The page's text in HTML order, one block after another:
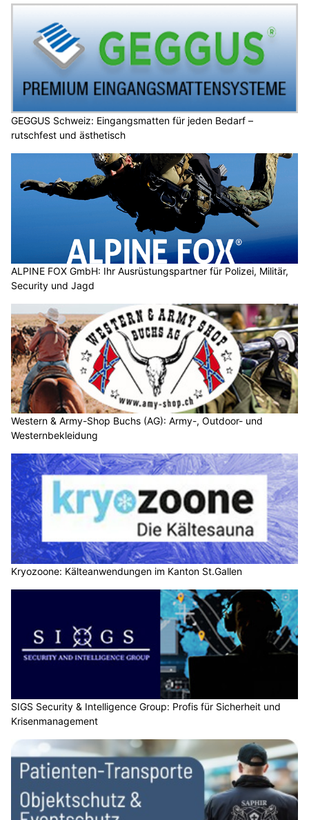
GEGGUS Schweiz: Eingangsmatten für jeden Bedarf –
rutschfest und ästhetisch
ALPINE FOX GmbH: Ihr Ausrüstungspartner für Polizei, Militär,
Security und Jagd
Western & Army-Shop Buchs (AG): Army-, Outdoor- und
Westernbekleidung
Kryozoone: Kälteanwendungen im Kanton St.Gallen
SIGS Security & Intelligence Group: Profis für Sicherheit und
Krisenmanagement